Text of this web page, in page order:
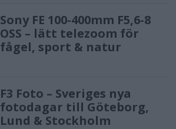
Sony FE 100-400mm F5,6-8
OSS – lätt telezoom för
fågel, sport & natur
F3 Foto – Sveriges nya
fotodagar till Göteborg,
Lund & Stockholm